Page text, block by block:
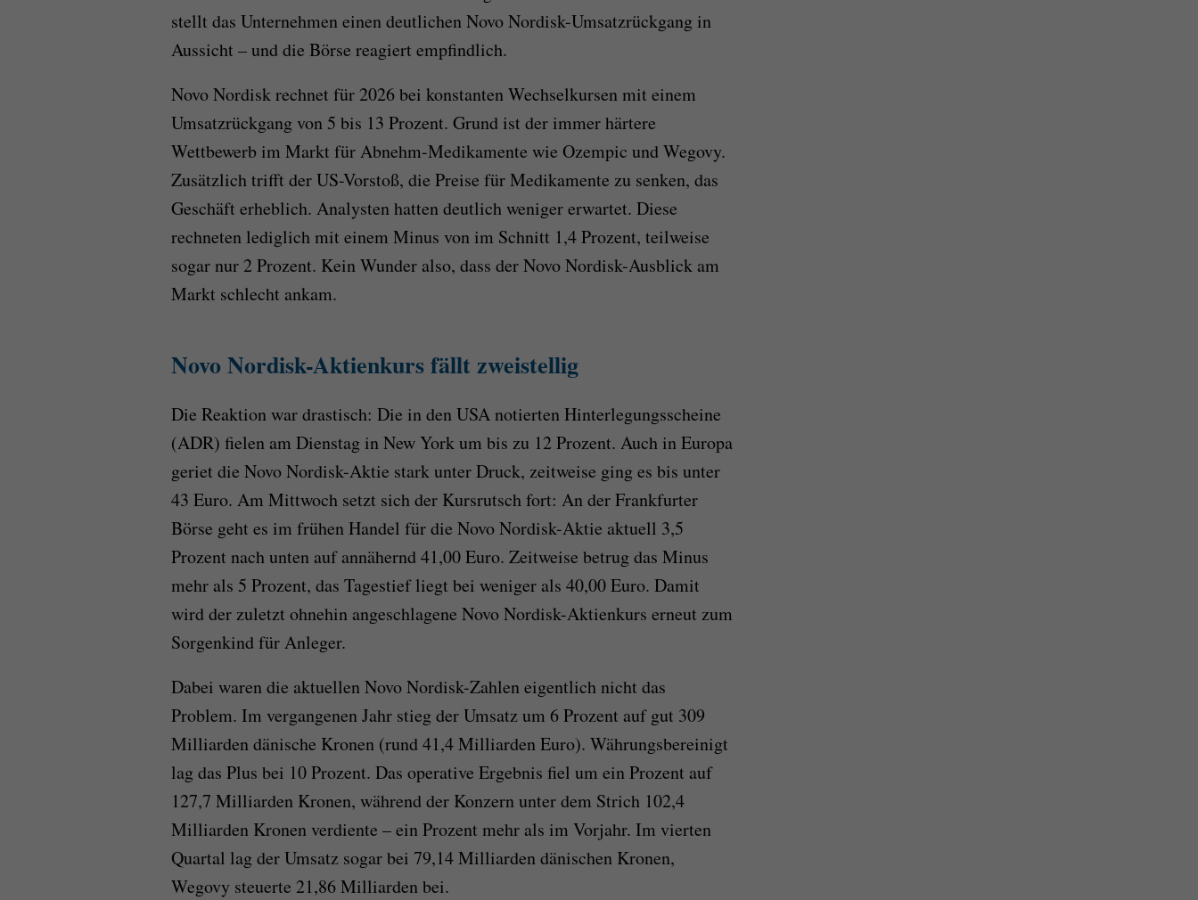
stellt das Unternehmen einen deutlichen Novo Nordisk-Umsatzrückgang in
Aussicht – und die Börse reagiert empfindlich.
Novo Nordisk rechnet für 2026 bei konstanten Wechselkursen mit einem
Umsatzrückgang von 5 bis 13 Prozent. Grund ist der immer härtere
Wettbewerb im Markt für Abnehm-Medikamente wie Ozempic und Wegovy.
Zusätzlich trifft der US-Vorstoß, die Preise für Medikamente zu senken, das
Geschäft erheblich. Analysten hatten deutlich weniger erwartet. Diese
rechneten lediglich mit einem Minus von im Schnitt 1,4 Prozent, teilweise
sogar nur 2 Prozent. Kein Wunder also, dass der Novo Nordisk-Ausblick am
Markt schlecht ankam.
Novo Nordisk-Aktienkurs fällt zweistellig
Die Reaktion war drastisch: Die in den USA notierten Hinterlegungsscheine
(ADR) fielen am Dienstag in New York um bis zu 12 Prozent. Auch in Europa
geriet die Novo Nordisk-Aktie stark unter Druck, zeitweise ging es bis unter
43 Euro. Am Mittwoch setzt sich der Kursrutsch fort: An der Frankfurter
Börse geht es im frühen Handel für die Novo Nordisk-Aktie aktuell 3,5
Prozent nach unten auf annähernd 41,00 Euro. Zeitweise betrug das Minus
mehr als 5 Prozent, das Tagestief liegt bei weniger als 40,00 Euro. Damit
wird der zuletzt ohnehin angeschlagene Novo Nordisk-Aktienkurs erneut zum
Sorgenkind für Anleger.
Dabei waren die aktuellen Novo Nordisk-Zahlen eigentlich nicht das
Problem. Im vergangenen Jahr stieg der Umsatz um 6 Prozent auf gut 309
Milliarden dänische Kronen (rund 41,4 Milliarden Euro). Währungsbereinigt
lag das Plus bei 10 Prozent. Das operative Ergebnis fiel um ein Prozent auf
127,7 Milliarden Kronen, während der Konzern unter dem Strich 102,4
Milliarden Kronen verdiente – ein Prozent mehr als im Vorjahr. Im vierten
Quartal lag der Umsatz sogar bei 79,14 Milliarden dänischen Kronen,
Wegovy steuerte 21,86 Milliarden bei.